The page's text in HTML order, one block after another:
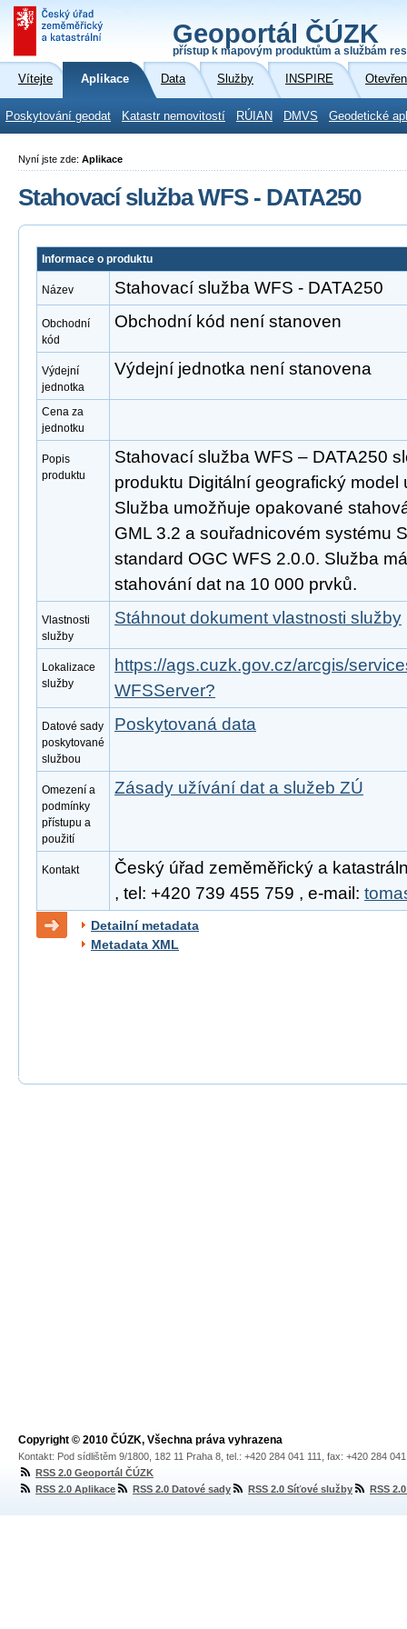
Geoportál ČÚZK
přístup k mapovým produktům a službám
Vítejte Aplikace Data Služby INSPIRE
Poskytování geodat Katastr nemovitostí RÚIAN DMVS Geodetické
Nyní jste zde: Aplikace
Stahovací služba WFS - DATA250
Informace o produktu
Název Stahovací služba WFS - DATA250
Obchodní
kód
Obchodní kód není stanoven
Výdejní
jednotka
Výdejní jednotka není stanovena
Cena za
jednotku
Popis
produktu
Stahovací služba WFS – DATA250
produktu Digitální geografický model
Služba umožňuje opakované
GML 3.2 a souřadnicovém systému
standard OGC WFS 2.0.0. Služba
stahování dat na 10 000 prvků.
Vlastnosti
služby
Stáhnout dokument vlastnosti služby
Lokalizace
služby
https://ags.cuzk.gov.cz/arcgis/
WFSServer?
Datové sady
poskytované
službou
Poskytovaná data
Omezení a
podmínky
přístupu a
použití
Zásady užívání dat a služeb ZÚ
Kontakt
Český úřad zeměměřický a
, tel: +420 739 455 759 , e-mail:
Detailní metadata
Metadata XML
Copyright © 2010 ČÚZK, Všechna práva vyhrazena
Kontakt: Pod sídlištěm 9/1800, 182 11 Praha 8, tel.: +420 284 041 111, fax: +420 284
RSS 2.0 Geoportál ČÚZK
RSS 2.0 Aplikace
RSS 2.0 Datové sady RSS 2.0 Síťové služby RSS